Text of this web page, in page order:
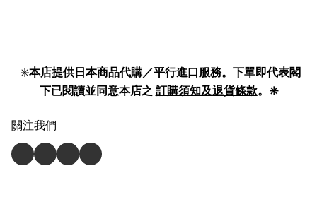
✳️本店提供日本商品代購／平行進口服務。下單即代表閣
下已閱讀並同意本店之 訂購須知及退貨條款。✳️
關注我們